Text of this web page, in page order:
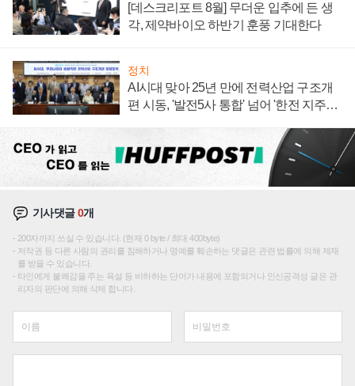
[데스크리포트 8월] 무더운 입추에 든 생
각, 제약바이오 하반기 훈풍 기대한다
정치
AI시대 맞아 25년 만에 전력산업 구조개
편 시동, '발전5사 통합' 넘어 '한전 지주사'
기사댓글0개
200자까지 쓰실 수 있습니다. (현재 0 byte / 최대 400byte)
저작권 등 다른 사람의 권리를 침해하거나 명예를 훼손하는 댓글은 관련 법률에 의해 제재
를 받을 수 있습니다.
타인에게 불쾌감을 주는 욕설 등 비하하는 단어가 내용에 포함되거나 인신공격성 글은 관
리자의 판단에 의해 삭제 합니다.